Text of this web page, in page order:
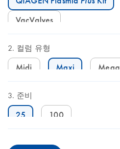
VacValves
컬럼 유형
Midi Maxi Mega
준비
25 100